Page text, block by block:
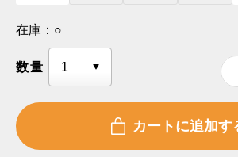
在庫： ○
数量